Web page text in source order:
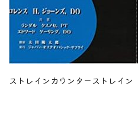
ストレインカウンターストレイン